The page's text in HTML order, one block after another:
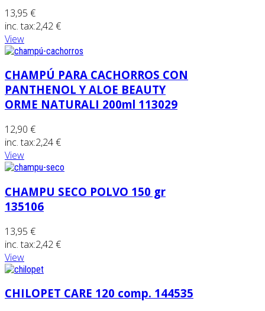
13,95 €
inc. tax:2,42 €
View
CHAMPÚ PARA CACHORROS CON
PANTHENOL Y ALOE BEAUTY
ORME NATURALI 200ml 113029
12,90 €
inc. tax:2,24 €
View
CHAMPU SECO POLVO 150 gr
135106
13,95 €
inc. tax:2,42 €
View
CHILOPET CARE 120 comp. 144535